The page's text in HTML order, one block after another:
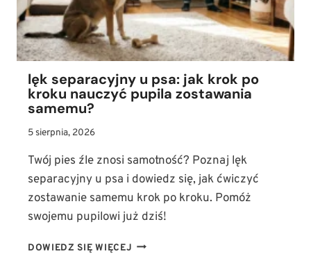
ŁAPACH?
lęk separacyjny u psa: jak krok po
kroku nauczyć pupila zostawania
samemu?
5 sierpnia, 2026
Twój pies źle znosi samotność? Poznaj lęk
separacyjny u psa i dowiedz się, jak ćwiczyć
zostawanie samemu krok po kroku. Pomóż
swojemu pupilowi już dziś!
DOWIEDZ SIĘ WIĘCEJ LĘK